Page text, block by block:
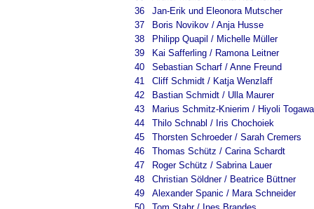
36
Jan-Erik und Eleonora Mutscher
37
Boris Novikov / Anja Husse
38
Philipp Quapil / Michelle Müller
39
Kai Safferling / Ramona Leitner
40
Sebastian Scharf / Anne Freund
41
Cliff Schmidt / Katja Wenzlaff
42
Bastian Schmidt / Ulla Maurer
43
Marius Schmitz-Knierim / Hiyoli Togawa
44
Thilo Schnabl / Iris Chochoiek
45
Thorsten Schroeder / Sarah Cremers
46
Thomas Schütz / Carina Schardt
47
Roger Schütz / Sabrina Lauer
48
Christian Söldner / Beatrice Büttner
49
Alexander Spanic / Mara Schneider